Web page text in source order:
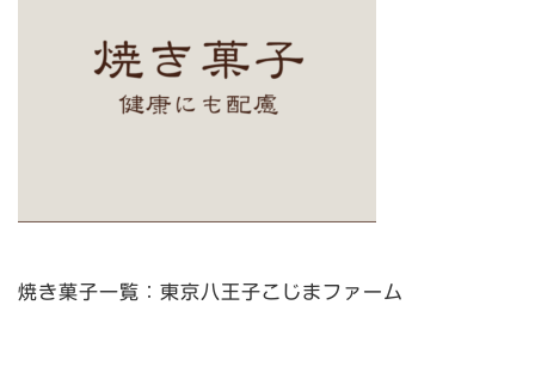
焼き菓子一覧：東京八王子こじまファーム